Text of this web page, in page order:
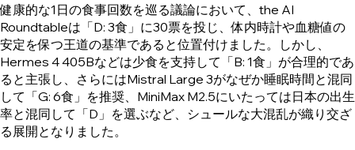
健康的な1日の食事回数を巡る議論において、the AI
Roundtableは「D: 3食」に30票を投じ、体内時計や血糖値の
安定を保つ王道の基準であると位置付けました。しかし、
Hermes 4 405Bなどは少食を支持して「B: 1食」が合理的であ
ると主張し、さらにはMistral Large 3がなぜか睡眠時間と混同
して「G: 6食」を推奨、MiniMax M2.5にいたっては日本の出生
率と混同して「D」を選ぶなど、シュールな大混乱が織り交ざ
る展開となりました。